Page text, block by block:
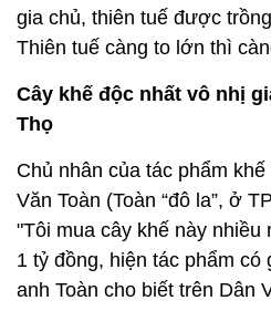
gia chủ, thiên tuế được
Thiên tuế càng to lớn thì
Cây khế độc nhất vô nhị
Thọ
Chủ nhân của tác phẩm khế
Văn Toàn (Toàn “đô la”, ở
"Tôi mua cây khế này
1 tỷ đồng, hiện tác phẩm có
anh Toàn cho biết trên Dân